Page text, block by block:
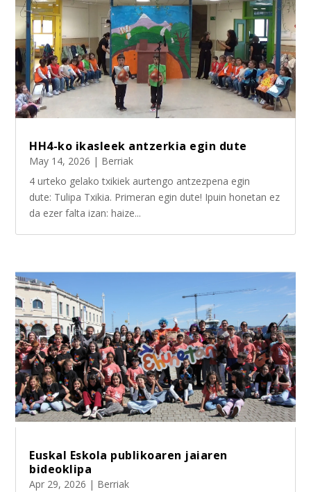
HH4-ko ikasleek antzerkia egin dute
May 14, 2026 | Berriak
4 urteko gelako txikiek aurtengo antzezpena egin
dute: Tulipa Txikia. Primeran egin dute! Ipuin honetan ez
da ezer falta izan: haize...
Euskal Eskola publikoaren jaiaren
bideoklipa
Apr 29, 2026 | Berriak